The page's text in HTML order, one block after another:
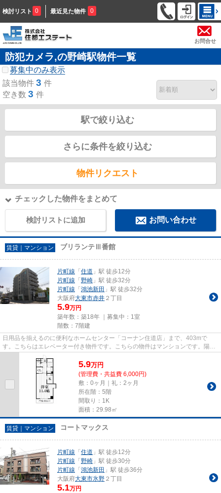
検討リスト 0 最近見た物件 0
お問合せ
防犯カメラ,の野崎駅物件一覧
募集中のみ表示
該当物件 3 件
空き数 3 件
駅で絞り込む
さらに条件を絞り込む
物件リクエスト
チェックした物件をまとめて
検討リストに追加 お問い合わせ
賃貸｜マンション ブリランテⅢ番館
片町線 「 住道 」駅 徒歩12分
片町線 「 野崎 」駅 徒歩32分
片町線 「 鴻池新田 」駅 徒歩32分
大阪府大東市赤井 ２丁目
5.9万円
築年数：築18年 ｜募集中： 1室
階数：7階建
日用品を揃えるのに便利なホームセンター「コーナン住道店」まで、403mで
す。こちらはエレベーター付き物件です。こちらの物件はマンションです。陽当
たりが良好な物件は梅雨時期の湿...
5.9万円
(管理費・共益費 6,000円)
敷：0ヶ月｜礼：2ヶ月
所在階：5階
間取り：1K
面積：29.98㎡
賃貸｜マンション コートマックス
片町線 「 住道 」駅 徒歩12分
片町線 「 野崎 」駅 徒歩30分
片町線 「 鴻池新田 」駅 徒歩36分
大阪府大東市氷野 ２丁目
5.1万円